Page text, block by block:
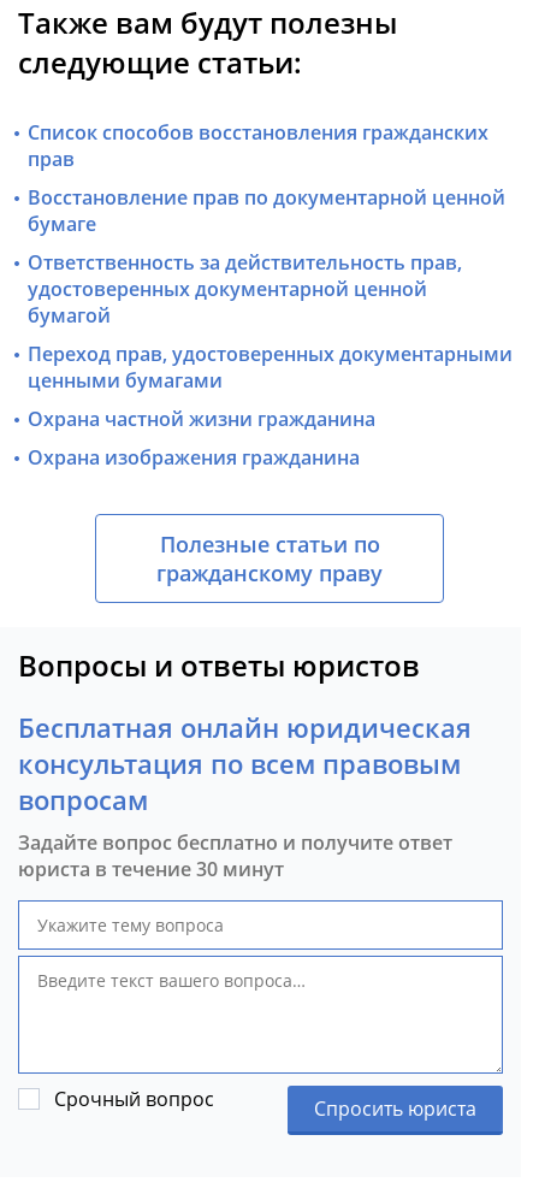
Также вам будут полезны
следующие статьи:
Список способов восстановления гражданских
прав
Восстановление прав по документарной ценной
бумаге
Ответственность за действительность прав,
удостоверенных документарной ценной
бумагой
Переход прав, удостоверенных документарными
ценными бумагами
Охрана частной жизни гражданина
Охрана изображения гражданина
Полезные статьи по
гражданскому праву
Вопросы и ответы юристов
Бесплатная онлайн юридическая
консультация по всем правовым
вопросам
Задайте вопрос бесплатно и получите ответ
юриста в течение 30 минут
Срочный вопрос Спросить юриста